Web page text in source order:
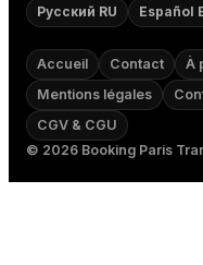
Русский RU
Español
Accueil Contact À
Mentions légales
CGV & CGU
© 2026 Booking Paris